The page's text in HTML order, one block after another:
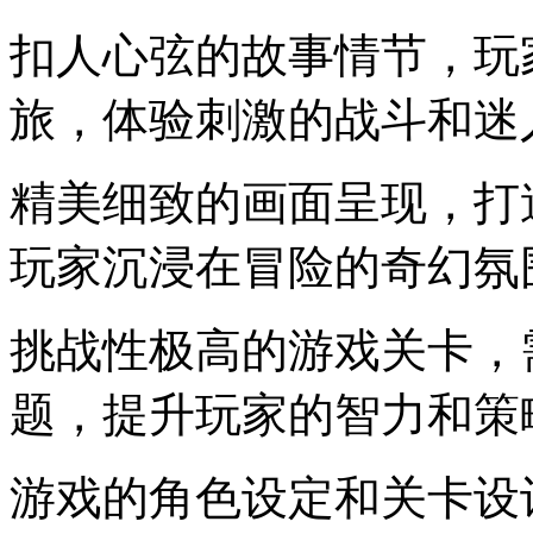
扣人心弦的故事情节，
旅，体验刺激的战斗和
精美细致的画面呈现，
玩家沉浸在冒险的奇幻氛
挑战性极高的游戏关卡
题，提升玩家的智力和
游戏的角色设定和关卡